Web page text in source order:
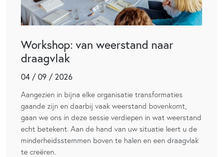
Workshop: van weerstand naar
draagvlak
04 / 09 / 2026
Aangezien in bijna elke organisatie transformaties
gaande zijn en daarbij vaak weerstand bovenkomt,
gaan we ons in deze sessie verdiepen in wat weerstand
echt betekent. Aan de hand van uw situatie leert u de
minderheidsstemmen boven te halen en een draagvlak
te creëren.